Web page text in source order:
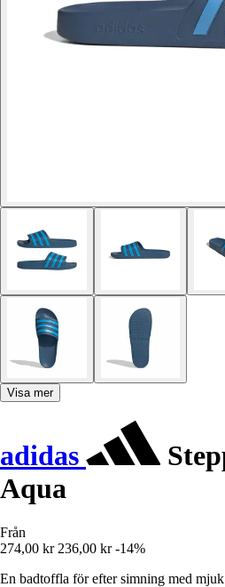
Visa mer
adidas
Aqua
Från
274,00 kr 236,00 kr -14%
En badtoffla för efter simning med